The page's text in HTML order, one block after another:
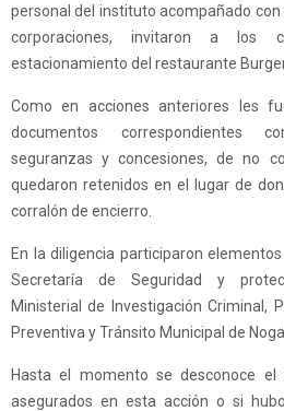
personal del instituto acompañado
corporaciones, invitaron a los
estacionamiento del restaurante
Como en acciones anteriores les
documentos correspondientes
seguranzas y concesiones, de no
quedaron retenidos en el lugar de
corralón de encierro.
En la diligencia participaron
Secretaría de Seguridad y
Ministerial de Investigación Criminal,
Preventiva y Tránsito Municipal de
Hasta el momento se desconoce
asegurados en esta acción o si